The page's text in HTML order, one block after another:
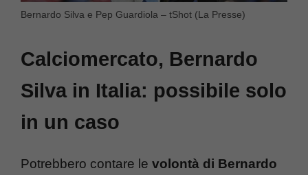
Bernardo Silva e Pep Guardiola – tShot (La Presse)
Calciomercato, Bernardo
Silva in Italia: possibile solo
in un caso
Potrebbero contare le volontà di Bernardo